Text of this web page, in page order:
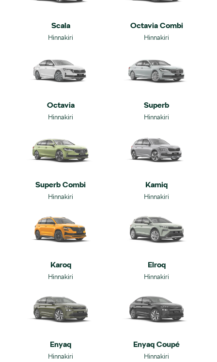
Scala
Hinnakiri
Octavia Combi
Hinnakiri
Octavia
Hinnakiri
Superb
Hinnakiri
Superb Combi
Hinnakiri
Kamiq
Hinnakiri
Karoq
Hinnakiri
Elroq
Hinnakiri
Enyaq
Hinnakiri
Enyaq Coupé
Hinnakiri